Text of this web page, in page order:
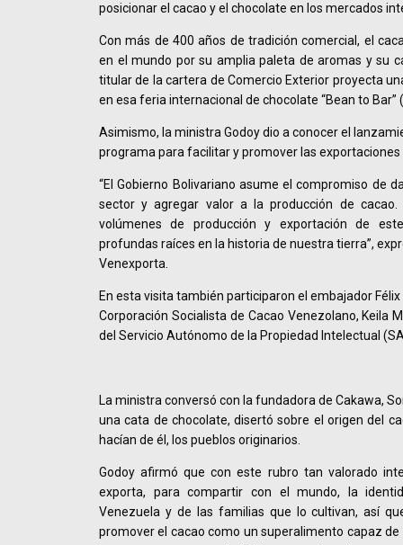
posicionar el cacao y el chocolate en los mercados
Con más de 400 años de tradición comercial, el
en el mundo por su amplia paleta de aromas y su
titular de la cartera de Comercio Exterior proyecta
en esa feria internacional de chocolate “Bean to Bar”
Asimismo, la ministra Godoy dio a conocer el
programa para facilitar y promover las exportaciones
“El Gobierno Bolivariano asume el compromiso de
sector y agregar valor a la producción de
volúmenes de producción y exportación de
profundas raíces en la historia de nuestra tierra”,
Venexporta.
En esta visita también participaron el embajador
Corporación Socialista de Cacao Venezolano, Keila
del Servicio Autónomo de la Propiedad Intelectual
La ministra conversó con la fundadora de Cakawa,
una cata de chocolate, disertó sobre el origen del
hacían de él, los pueblos originarios.
Godoy afirmó que con este rubro tan valorado
exporta, para compartir con el mundo, la
Venezuela y de las familias que lo cultivan, así
promover el cacao como un superalimento capaz de